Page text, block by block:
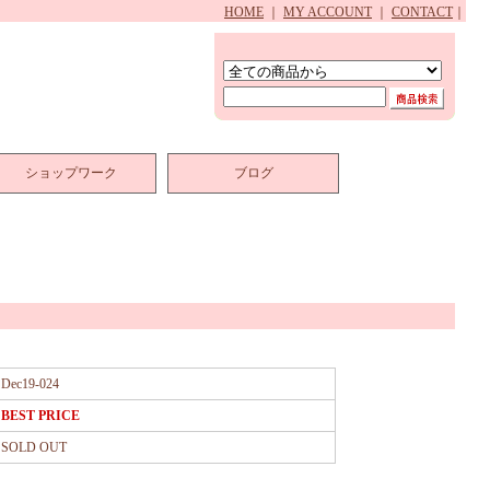
HOME MY ACCOUNT CONTACT
ショップワーク ブログ
Dec19-024
BEST PRICE
SOLD OUT